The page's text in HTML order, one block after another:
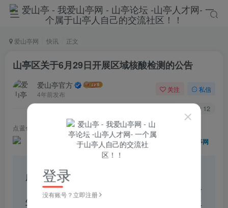
爱山亭网 快讯 正文
山亭区关于6月29日开展区域核酸检测的公告
爱山亭官方
4年前发布
关注 私信
12
点蓝色字关注 “山亭快报”
广大居民朋友们：
为巩固当前疫情防控工作成果，进一步
筑牢疫情防控防线，切实保障人民群众生
登录
没有账号？立即注册